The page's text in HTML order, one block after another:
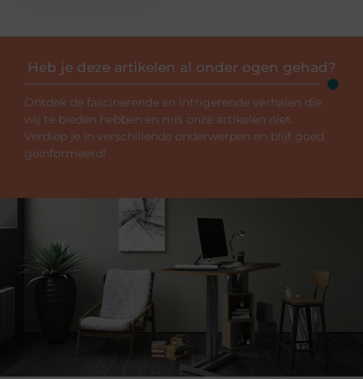
Heb je deze artikelen al onder ogen gehad?
Ontdek de fascinerende en intrigerende verhalen die
wij te bieden hebben en mis onze artikelen niet.
Verdiep je in verschillende onderwerpen en blijf goed
geïnformeerd!